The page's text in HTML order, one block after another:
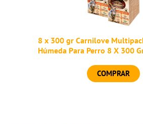
8 x 300 gr Carnilove
Húmeda Para Perro 8 X 300
COMPRAR